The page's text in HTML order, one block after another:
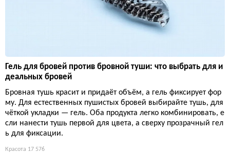
Гель для бровей против бровной туши: что выбрать для и
деальных бровей
Бровная тушь красит и придаёт объём, а гель фиксирует фор
му. Для естественных пушистых бровей выбирайте тушь, для
чёткой укладки — гель. Оба продукта легко комбинировать, е
сли нанести тушь первой для цвета, а сверху прозрачный гел
ь для фиксации.
Красота 17 576